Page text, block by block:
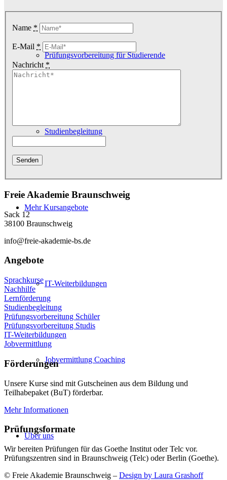
Prüfungsvorbereitung für Studierende
Studienbegleitung
Mehr Kursangebote
IT-Weiterbildungen
Jobvermittlung Coaching
Über uns
Name *
E-Mail *
Nachricht *
Freie Akademie Braunschweig
Sack 12
38100 Braunschweig
info@freie-akademie-bs.de
Angebote
Sprachkurse
Nachhilfe
Lernförderung
Studienbegleitung
Prüfungsvorbereitung Schüler
Prüfungsvorbereitung Studis
IT-Weiterbildungen
Jobvermittlung
Förderungen
Unsere Kurse sind mit Gutscheinen aus dem Bildung und
Teilhabepaket (BuT) förderbar.
Mehr Informationen
Prüfungsformate
Wir bereiten Prüfungen für das Goethe Institut oder Telc vor.
Prüfungszentren sind in Braunschweig (Telc) oder Berlin (Goethe).
© Freie Akademie Braunschweig – Design by Laura Grashoff